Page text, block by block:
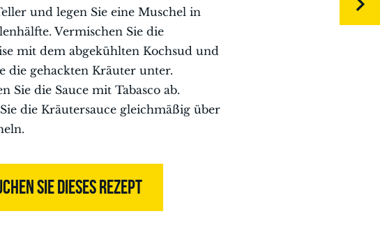
und legen Sie eine Muschel in
Vermischen Sie die
mit dem abgekühlten Kochsud und
die gehackten Kräuter unter.
Sie die Sauce mit Tabasco ab.
die Kräutersauce gleichmäßig über
SIE DIESES REZEPT